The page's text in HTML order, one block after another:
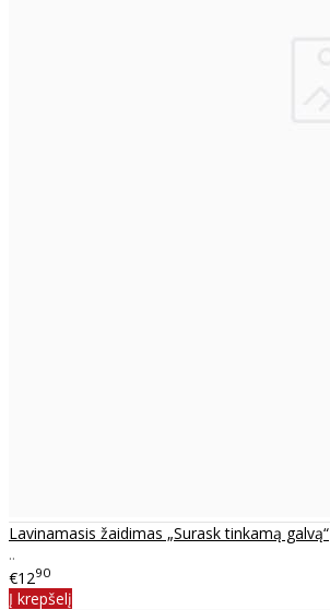
Lavinamasis žaidimas „Surask tinkamą galvą“
..
€1290
Į krepšelį